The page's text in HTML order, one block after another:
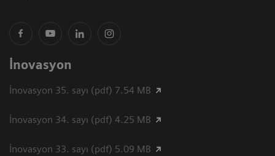
İnovasyon
İnovasyon 35. sayı (pdf) 7.54 MB
İnovasyon 34. sayı (pdf) 4.25 MB
İnovasyon 33. sayı (pdf) 5.09 MB